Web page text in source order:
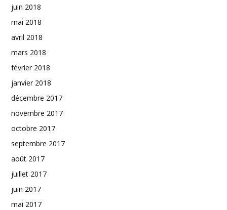
juin 2018
mai 2018
avril 2018
mars 2018
février 2018
janvier 2018
décembre 2017
novembre 2017
octobre 2017
septembre 2017
août 2017
juillet 2017
juin 2017
mai 2017